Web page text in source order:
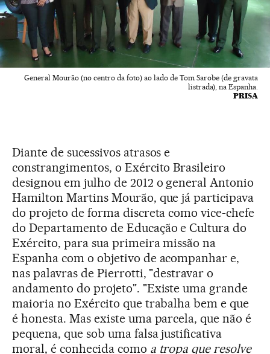
General Mourão (no centro da foto) ao lado de Tom Sarobe (de gravata
listrada), na Espanha.
PRISA
Diante de sucessivos atrasos e
constrangimentos, o Exército Brasileiro
designou em julho de 2012 o general Antonio
Hamilton Martins Mourão, que já participava
do projeto de forma discreta como vice-chefe
do Departamento de Educação e Cultura do
Exército, para sua primeira missão na
Espanha com o objetivo de acompanhar e,
nas palavras de Pierrotti, "destravar o
andamento do projeto". "Existe uma grande
maioria no Exército que trabalha bem e que
é honesta. Mas existe uma parcela, que não é
pequena, que sob uma falsa justificativa
moral, é conhecida como a tropa que resolve